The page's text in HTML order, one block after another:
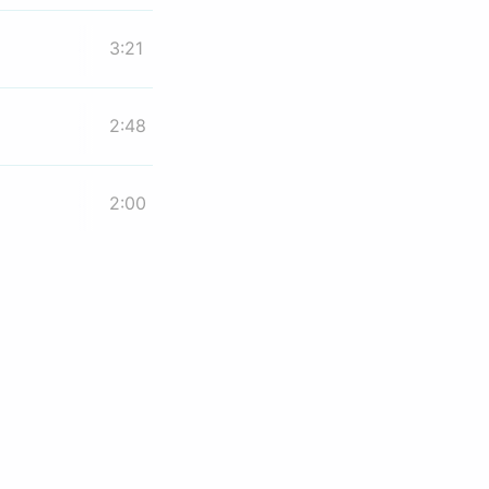
3:21
2:48
2:00